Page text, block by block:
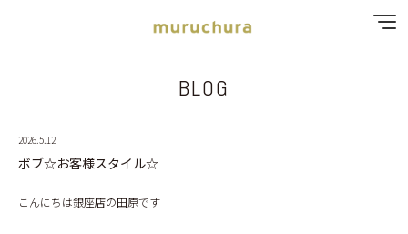
MENU
BLOG
2026.5.12
ボブ☆お客様スタイル☆
こんにちは銀座店の田原です